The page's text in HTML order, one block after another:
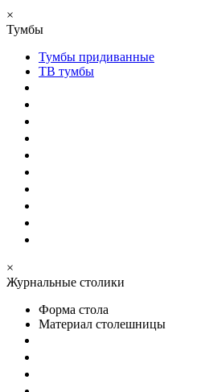
×
Тумбы
Тумбы придиванные
ТВ тумбы
×
Журнальные столики
Форма стола
Материал столешницы